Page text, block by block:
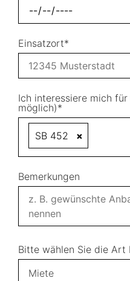
Einsatzort*
Ich interessiere mich
möglich)*
×
SB 452
Bemerkungen
Bitte wählen Sie die Art
Miete